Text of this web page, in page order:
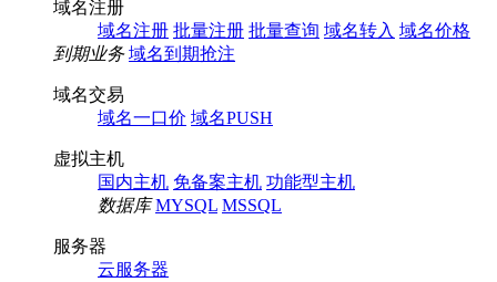
域名注册
域名注册 批量注册 批量查询 域名转入 域名价格
到期业务 域名到期抢注
域名交易
域名一口价 域名PUSH
虚拟主机
国内主机 免备案主机 功能型主机
数据库 MYSQL MSSQL
服务器
云服务器